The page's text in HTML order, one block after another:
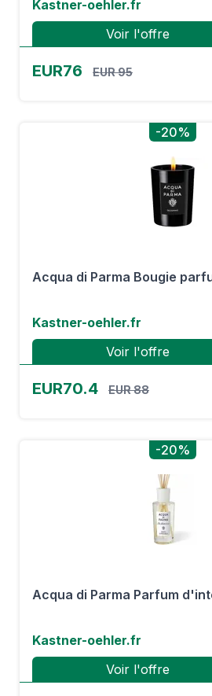
Kastner-oehler.fr
Voir l'offre
EUR76 EUR 95
-20%
Acqua di Parma Bougie
Kastner-oehler.fr
Voir l'offre
EUR70.4 EUR 88
-20%
Acqua di Parma Parfum
Kastner-oehler.fr
Voir l'offre